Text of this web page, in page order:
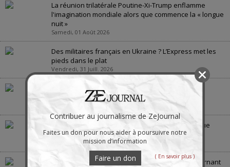
La réunion trilatérale Poutine-Xi-Trump enflamme
l'imagination mondiale alors que commence la « longue
nuit »
Samedi, 01 Août 2026
Des militaires français en Ukraine ? L’Express met les
pieds dans le plat
Vendredi, 31 Juill. 2026
Quelles seront les conséquences de la menace
européenne de voler le pétrole russe
La guerre en Ukraine : « la bataille de Crimée », vue
depuis la Crimée
Jeudi, 30 Juill. 2026
La guerre des États-Unis contre l’Iran scelle le tournant
Contribuer au journalisme de ZeJournal
Faites un don pour nous aider à poursuivre notre
mission d’information
Faire un don ( En savoir plus )